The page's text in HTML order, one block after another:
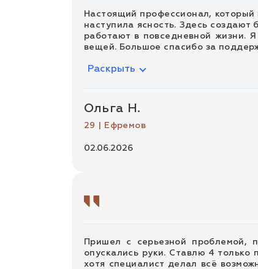
Настоящий профессионал, который
наступила ясность. Здесь
работают в повседневной жизни.
вещей. Большое спасибо за
Раскрыть
Ольга Н.
29 | Ефремов
02.06.2026
Пришел с серьезной проблемой,
опускались руки. Ставлю 4 только
хотя специалист делал всё